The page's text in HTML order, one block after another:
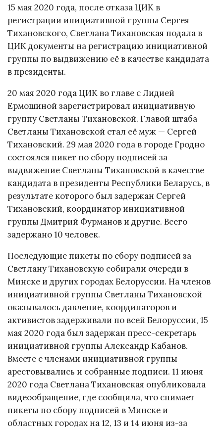
15 мая 2020 года, после отказа ЦИК в
регистрации инициативной группы Сергея
Тихановского, Светлана Тихановская подала в
ЦИК документы на регистрацию инициативной
группы по выдвижению её в качестве кандидата
в президенты.
20 мая 2020 года ЦИК во главе с Лидией
Ермошиной зарегистрировал инициативную
группу Светланы Тихановской. Главой штаба
Светланы Тихановской стал её муж — Сергей
Тихановский. 29 мая 2020 года в городе Гродно
состоялся пикет по сбору подписей за
выдвижение Светланы Тихановской в качестве
кандидата в президенты Республики Беларусь, в
результате которого был задержан Сергей
Тихановский, координатор инициативной
группы Дмитрий Фурманов и другие. Всего
задержано 10 человек.
Последующие пикеты по сбору подписей за
Светлану Тихановскую собирали очереди в
Минске и других городах Белоруссии. На членов
инициативной группы Светланы Тихановской
оказывалось давление, координаторов и
активистов задерживали по всей Белоруссии, 15
мая 2020 года был задержан пресс-секретарь
инициативной группы Александр Кабанов.
Вместе с членами инициативной группы
арестовывались и собранные подписи. 11 июня
2020 года Светлана Тихановская опубликовала
видеообращение, где сообщила, что снимает
пикеты по сбору подписей в Минске и
областных городах на 12, 13 и 14 июня из-за